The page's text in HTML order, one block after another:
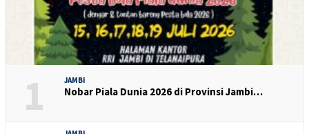
1 JAMBI
Nobar Piala Dunia 2026 di Provinsi Jambi…